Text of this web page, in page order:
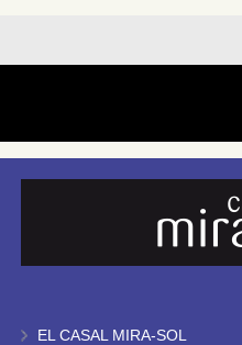
EL CASAL MIRA-SOL